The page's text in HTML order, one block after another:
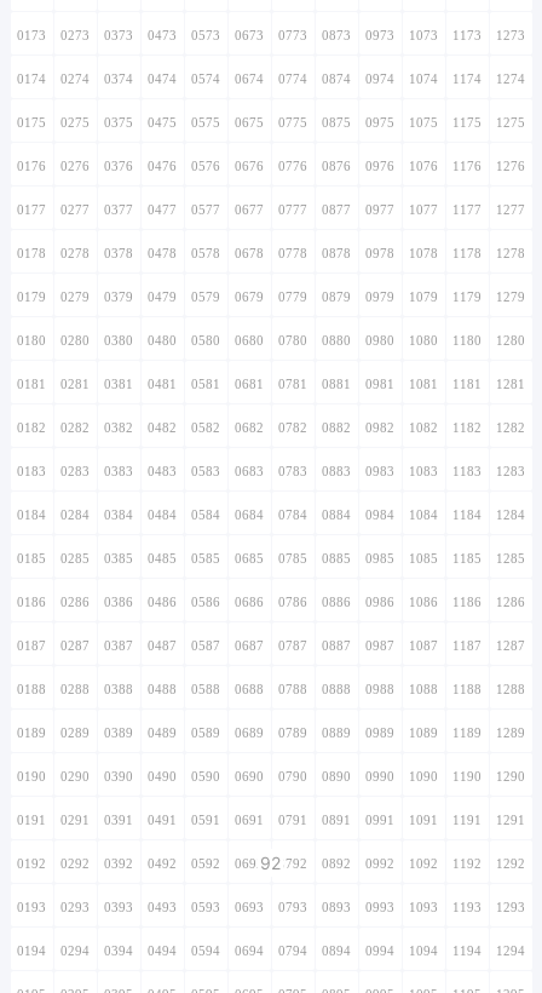
0173 0273 0373 0473 0573 0673 0773 0873 0973 1073 1173 1273
0174 0274 0374 0474 0574 0674 0774 0874 0974 1074 1174 1274
0175 0275 0375 0475 0575 0675 0775 0875 0975 1075 1175 1275
0176 0276 0376 0476 0576 0676 0776 0876 0976 1076 1176 1276
0177 0277 0377 0477 0577 0677 0777 0877 0977 1077 1177 1277
0178 0278 0378 0478 0578 0678 0778 0878 0978 1078 1178 1278
0179 0279 0379 0479 0579 0679 0779 0879 0979 1079 1179 1279
0180 0280 0380 0480 0580 0680 0780 0880 0980 1080 1180 1280
0181 0281 0381 0481 0581 0681 0781 0881 0981 1081 1181 1281
0182 0282 0382 0482 0582 0682 0782 0882 0982 1082 1182 1282
0183 0283 0383 0483 0583 0683 0783 0883 0983 1083 1183 1283
0184 0284 0384 0484 0584 0684 0784 0884 0984 1084 1184 1284
0185 0285 0385 0485 0585 0685 0785 0885 0985 1085 1185 1285
0186 0286 0386 0486 0586 0686 0786 0886 0986 1086 1186 1286
0187 0287 0387 0487 0587 0687 0787 0887 0987 1087 1187 1287
0188 0288 0388 0488 0588 0688 0788 0888 0988 1088 1188 1288
0189 0289 0389 0489 0589 0689 0789 0889 0989 1089 1189 1289
0190 0290 0390 0490 0590 0690 0790 0890 0990 1090 1190 1290
0191 0291 0391 0491 0591 0691 0791 0891 0991 1091 1191 1291
0192 0292 0392 0492 0592 0692920792 0892 0992 1092 1192 1292
0193 0293 0393 0493 0593 0693 0793 0893 0993 1093 1193 1293
0194 0294 0394 0494 0594 0694 0794 0894 0994 1094 1194 1294